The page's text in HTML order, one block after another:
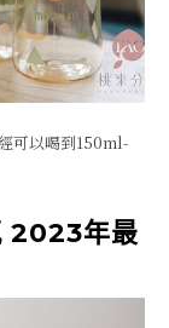
可以喝到150ml-
2023年最